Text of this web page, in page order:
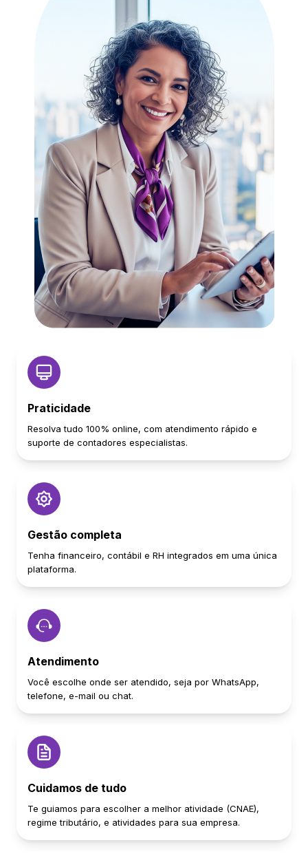
Praticidade
Resolva tudo 100% online, com atendimento rápido e
suporte de contadores especialistas.
Gestão completa
Tenha financeiro, contábil e RH integrados em uma única
plataforma.
Atendimento
Você escolhe onde ser atendido, seja por WhatsApp,
telefone, e-mail ou chat.
Cuidamos de tudo
Te guiamos para escolher a melhor atividade (CNAE),
regime tributário, e atividades para sua empresa.